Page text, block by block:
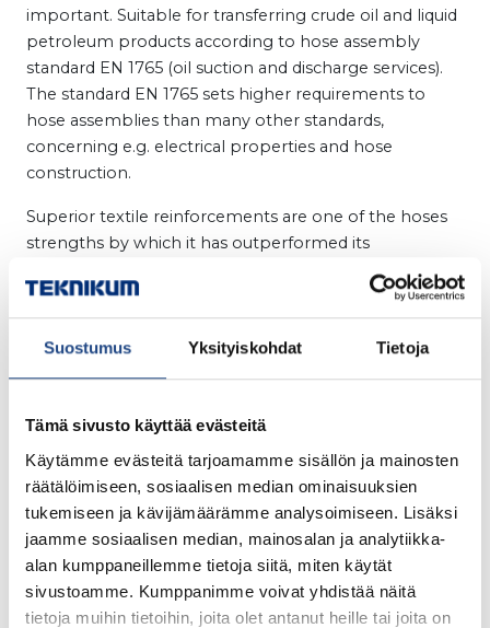
Suostumus Yksityiskohdat Tietoja
Tämä sivusto käyttää evästeitä
Käytämme evästeitä tarjoamamme sisällön ja mainosten
räätälöimiseen, sosiaalisen median ominaisuuksien
tukemiseen ja kävijämäärämme analysoimiseen. Lisäksi
jaamme sosiaalisen median, mainosalan ja analytiikka-
alan kumppaneillemme tietoja siitä, miten käytät
sivustoamme. Kumppanimme voivat yhdistää näitä
tietoja muihin tietoihin, joita olet antanut heille tai joita on
important. Suitable for transferring crude oil and liquid
petroleum products according to hose assembly
standard EN 1765 (oil suction and discharge services).
The standard EN 1765 sets higher requirements to
hose assemblies than many other standards,
concerning e.g. electrical properties and hose
construction.
Superior textile reinforcements are one of the hoses
strengths by which it has outperformed its
competitors by life cycle and pressure characteristics.
Product advantages
Safe and durable hose
Long life cycle (superior textile reinforcement)
and lightness are important
For crude oil and liquid petroleum
Datasheet
Other documents
Teknikum® hose markings
Teknikum® hoses and services info